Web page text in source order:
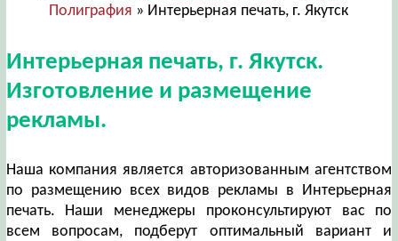
Полиграфия » Интерьерная печать, г. Якутск
Интерьерная печать, г. Якутск.
Изготовление и размещение
рекламы.
Наша компания является авторизованным агентством
по размещению всех видов рекламы в Интерьерная
печать. Наши менеджеры проконсультируют вас по
всем вопросам, подберут оптимальный вариант и